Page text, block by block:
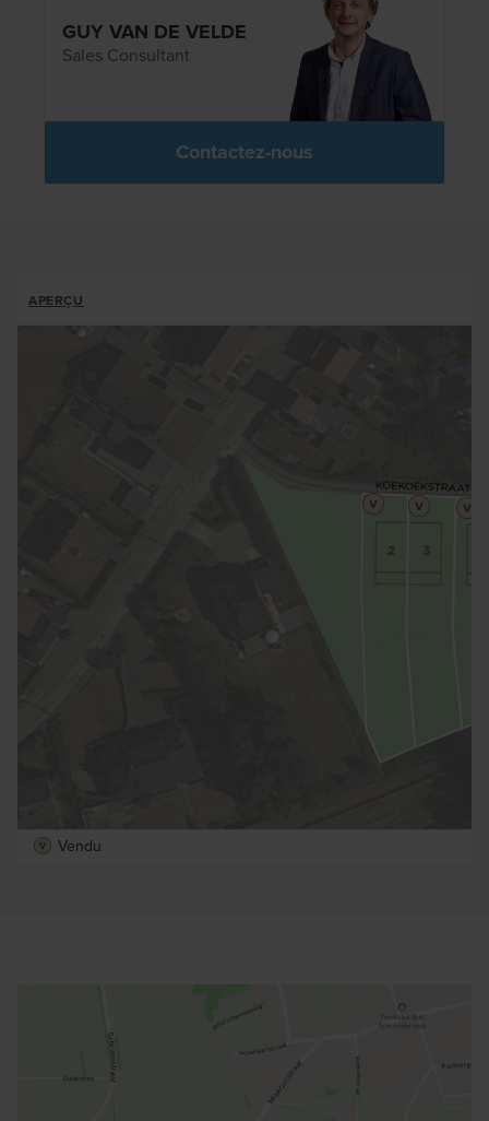
GUY VAN DE VELDE
Sales Consultant
Contactez-nous
APERÇU
Vendu